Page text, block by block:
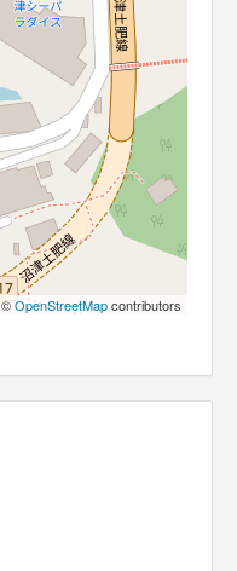
OpenStreetMapcontributors